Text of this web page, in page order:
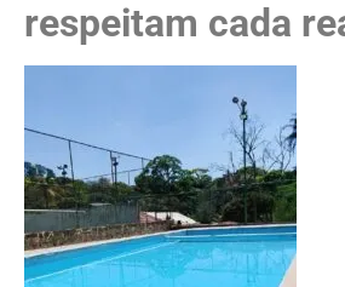
respeitam cada